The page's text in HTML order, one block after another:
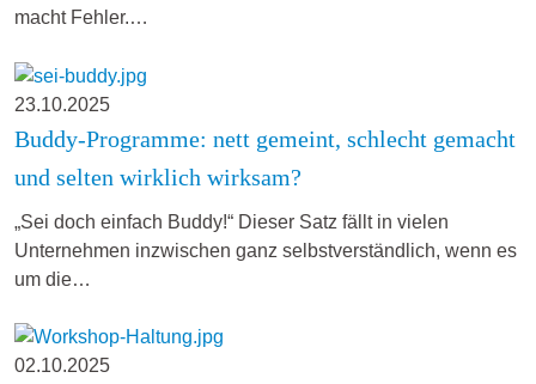
macht Fehler.…
23.10.2025
Buddy-Programme: nett gemeint, schlecht gemacht
und selten wirklich wirksam?
„Sei doch einfach Buddy!“ Dieser Satz fällt in vielen
Unternehmen inzwischen ganz selbstverständlich, wenn es
um die…
02.10.2025